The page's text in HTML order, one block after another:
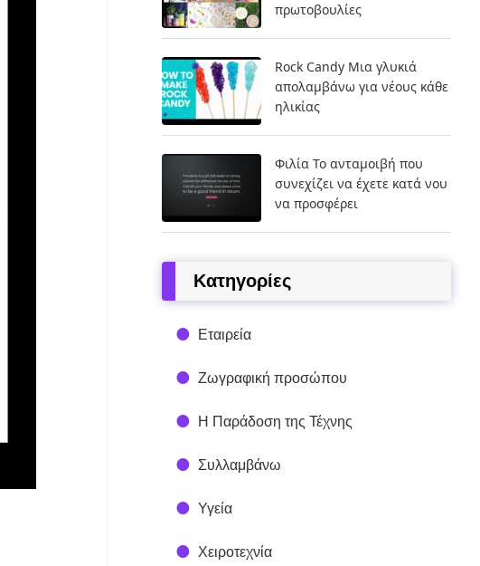
πρωτοβουλίες
Rock Candy Μια γλυκιά
απολαμβάνω για νέους κάθε
ηλικίας
Φιλία Το ανταμοιβή που
συνεχίζει να έχετε κατά νου
να προσφέρει
Kατηγορίες
Εταιρεία
Ζωγραφική προσώπου
Η Παράδοση της Τέχνης
Συλλαμβάνω
Υγεία
Χειροτεχνία